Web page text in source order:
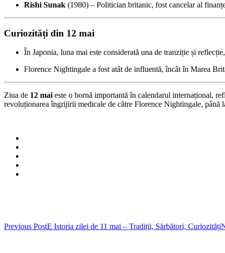
Rishi Sunak (1980) – Politician britanic, fost cancelar al
Curiozități din 12 mai
În Japonia, luna mai este considerată una de tranziție și
Florence Nightingale a fost atât de influentă, încât în Marea
Ziua de 12 maieste o bornă importantă în calendarul internațional,
revoluționarea îngrijirii medicale de către Florence Nightingale, până
Post
Previous PostE Istoria zilei de 11 mai – Tradiții, Sărbători, Curiozități